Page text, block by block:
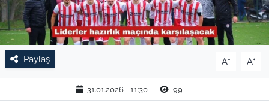
Paylaş A- A+
31.01.2026 - 11:30 99
RESMİ İLAN
SPOR